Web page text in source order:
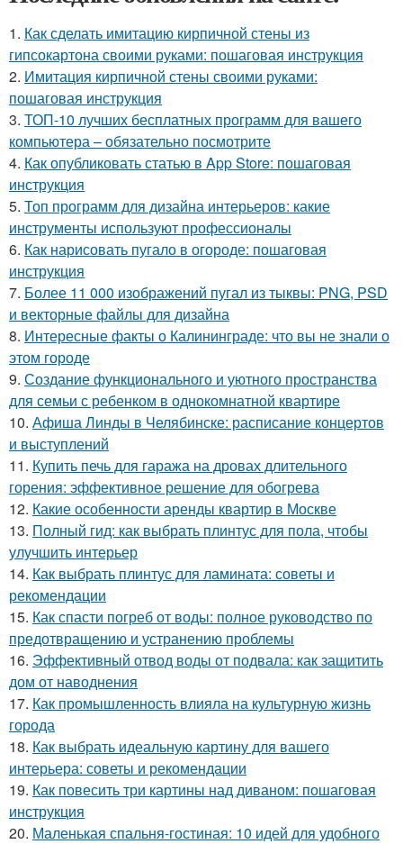
1. Как сделать имитацию кирпичной стены из
гипсокартона своими руками: пошаговая инструкция
2. Имитация кирпичной стены своими руками:
пошаговая инструкция
3. ТОП-10 лучших бесплатных программ для вашего
компьютера – обязательно посмотрите
4. Как опубликовать статью в App Store: пошаговая
инструкция
5. Топ программ для дизайна интерьеров: какие
инструменты используют профессионалы
6. Как нарисовать пугало в огороде: пошаговая
инструкция
7. Более 11 000 изображений пугал из тыквы: PNG, PSD
и векторные файлы для дизайна
8. Интересные факты о Калининграде: что вы не знали о
этом городе
9. Создание функционального и уютного пространства
для семьи с ребенком в однокомнатной квартире
10. Афиша Линды в Челябинске: расписание концертов
и выступлений
11. Купить печь для гаража на дровах длительного
горения: эффективное решение для обогрева
12. Какие особенности аренды квартир в Москве
13. Полный гид: как выбрать плинтус для пола, чтобы
улучшить интерьер
14. Как выбрать плинтус для ламината: советы и
рекомендации
15. Как спасти погреб от воды: полное руководство по
предотвращению и устранению проблемы
16. Эффективный отвод воды от подвала: как защитить
дом от наводнения
17. Как промышленность влияла на культурную жизнь
города
18. Как выбрать идеальную картину для вашего
интерьера: советы и рекомендации
19. Как повесить три картины над диваном: пошаговая
инструкция
20. Маленькая спальня-гостиная: 10 идей для удобного